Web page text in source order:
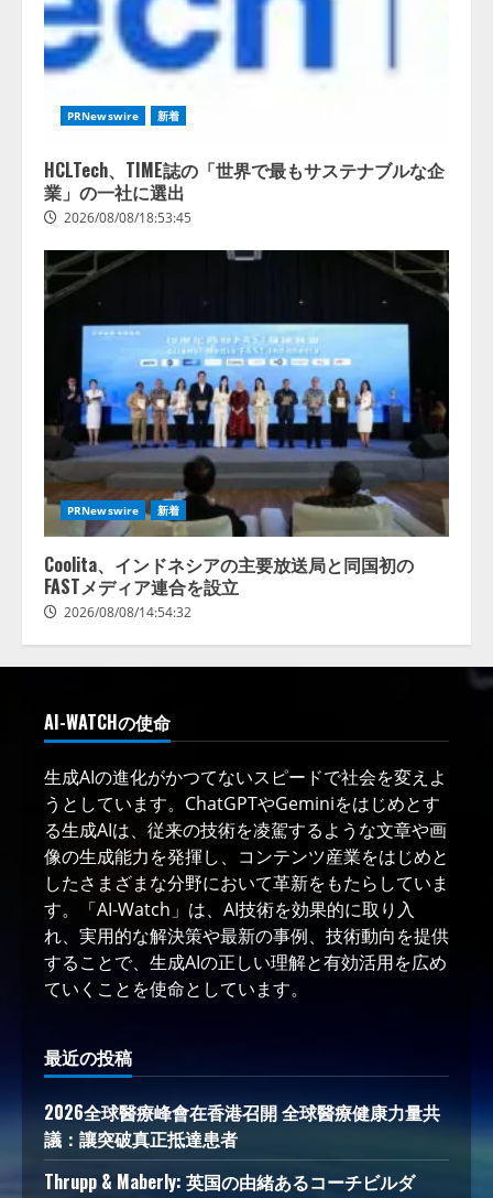
PRNewswire 新着
HCLTech、TIME誌の「世界で最もサステナブルな企
業」の一社に選出
2026/08/08/18:53:45
PRNewswire 新着
Coolita、インドネシアの主要放送局と同国初の
FASTメディア連合を設立
2026/08/08/14:54:32
AI-WATCHの使命
生成AIの進化がかつてないスピードで社会を変えよ
うとしています。ChatGPTやGeminiをはじめとす
る生成AIは、従来の技術を凌駕するような文章や画
像の生成能力を発揮し、コンテンツ産業をはじめと
したさまざまな分野において革新をもたらしていま
す。「AI-Watch」は、AI技術を効果的に取り入
れ、実用的な解決策や最新の事例、技術動向を提供
することで、生成AIの正しい理解と有効活用を広め
ていくことを使命としています。
最近の投稿
2026全球醫療峰會在香港召開 全球醫療健康力量共
議：讓突破真正抵達患者
Thrupp & Maberly: 英国の由緒あるコーチビルダ